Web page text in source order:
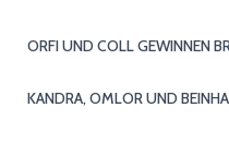
ORFI UND COLL GEWINNEN
KANDRA, OMLOR UND